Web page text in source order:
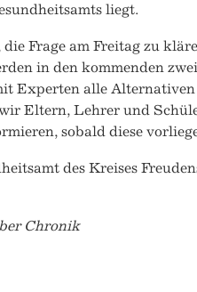
liegt.
Frage am Freitag zu
in den kommenden
Experten alle
Eltern, Lehrer und
sobald diese
des Kreises
Chronik